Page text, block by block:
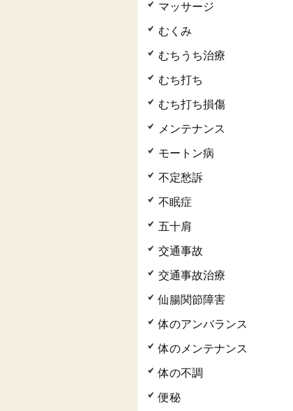
マッサージ
むくみ
むちうち治療
むち打ち
むち打ち損傷
メンテナンス
モートン病
不定愁訴
不眠症
五十肩
交通事故
交通事故治療
仙腸関節障害
体のアンバランス
体のメンテナンス
体の不調
便秘